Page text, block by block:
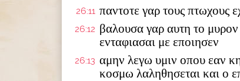
26:11 παντοτε γαρ τους πτωχους
26:12 βαλουσα γαρ αυτη το
ενταφιασαι με εποιησεν
26:13 αμην λεγω υμιν οπου εαν
κοσμω λαληθησεται και ο